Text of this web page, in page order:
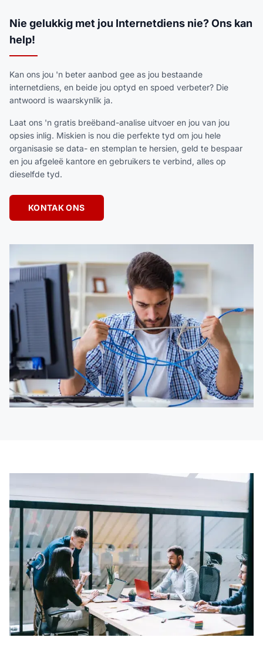
Nie gelukkig met jou Internetdiens nie? Ons kan
help!
Kan ons jou 'n beter aanbod gee as jou bestaande
internetdiens, en beide jou optyd en spoed verbeter? Die
antwoord is waarskynlik ja.
Laat ons 'n gratis breëband-analise uitvoer en jou van jou
opsies inlig. Miskien is nou die perfekte tyd om jou hele
organisasie se data- en stemplan te hersien, geld te bespaar
en jou afgeleë kantore en gebruikers te verbind, alles op
dieselfde tyd.
KONTAK ONS